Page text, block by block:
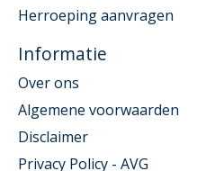
Herroeping aanvragen
Informatie
Over ons
Algemene voorwaarden
Disclaimer
Privacy Policy - AVG